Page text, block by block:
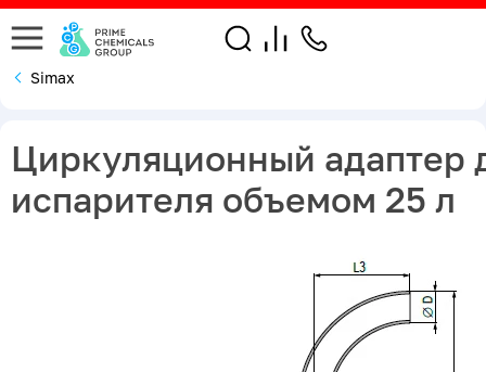
Simax
Циркуляционный адаптер
испарителя объемом 25 л